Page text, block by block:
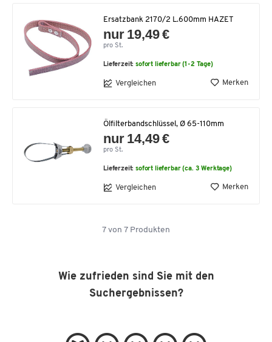
Ersatzbank 2170/2 L.600mm HAZET
nur 19,49 €
pro St.
Lieferzeit:sofort lieferbar (1-2 Tage)
Vergleichen Merken
Ölfilterbandschlüssel, Ø 65-110mm
nur 14,49 €
pro St.
Lieferzeit:sofort lieferbar (ca. 3 Werktage)
Vergleichen Merken
7 von 7 Produkten
Wie zufrieden sind Sie mit den
Suchergebnissen?